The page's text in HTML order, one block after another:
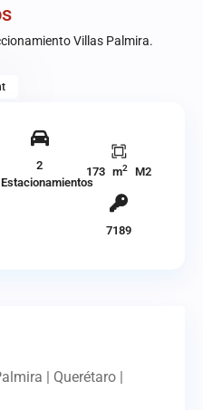
Villas Palmira.
2
Estacionamientos
173 m2M2
7189
| Querétaro |